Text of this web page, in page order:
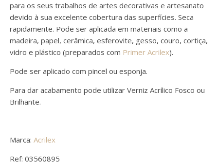
para os seus trabalhos de artes decorativas e artesanato
devido à sua excelente cobertura das superfícies. Seca
rapidamente. Pode ser aplicada em materiais como a
madeira, papel, cerâmica, esferovite, gesso, couro, cortiça,
vidro e plástico (preparados com Primer Acrilex).
Pode ser aplicado com pincel ou esponja.
Para dar acabamento pode utilizar Verniz Acrílico Fosco ou
Brilhante.
Marca: Acrilex
Ref: 03560895